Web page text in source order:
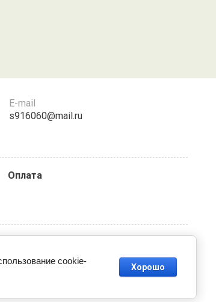
E-mail
s916060@mail.ru
Оплата
cookie-
Хорошо